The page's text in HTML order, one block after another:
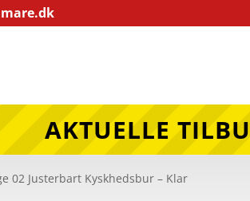
AKTUELLE
02 Justerbart Kyskhedsbur – Klar